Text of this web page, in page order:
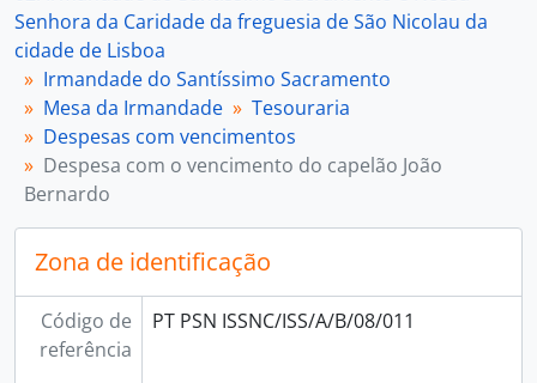
[Documento composto] 014 - Despesa com o vencimento do capelão Luís José da Costa, 1833-11-01 - 1857-06-30
[Documento composto] 015 - Despesa com o vencimento do capelão José Félix Venâncio dos Santos Meireles, 1839-07-01 - 1849-12-31
[Documento composto] 016 - Despesa com o vencimento do capelão Francisco Teixeira Peixoto, 1833-11-01 - 1836-04-05
[Documento composto] 017 - Despesa com o vencimento do capelão António José dos Santos, 1833-11-01 - 1835-12-31
[Documento composto] 018 - Despesa com o vencimento do capelão Bernardo Novais Leste, 1817-04-03 - 1818-01-05
[Documento composto] 019 - Despesa com o vencimento do capelão Francisco José de Santa Rita, 1817-04-10 - 1817-12-03
[Documento composto] 020 - Despesa com o vencimento do padre António Simões de Matos, 1790-06-25
[Documento simples] 023 - Despesa com o vencimento do capelão Alexandre Nunes, 1765-06-03
[Documento composto] 024 - Despesa com o vencimento do capelão Domingos Duarte de Andrade, 1757-11-10 - 1760-11-23
[Documento composto] 025 - Despesa com o andador José Ventura, 1825-01-09 - 1846-08-24
Senhora da Caridade da freguesia de São Nicolau da
cidade de Lisboa
Irmandade do Santíssimo Sacramento
Mesa da Irmandade
Tesouraria
Despesas com vencimentos
Despesa com o vencimento do capelão João
Bernardo
Zona de identificação
Código de
referência
PT PSN ISSNC/ISS/A/B/08/011